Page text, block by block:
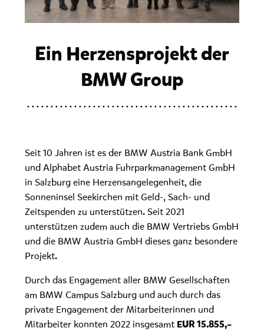
Ein Herzensprojekt der
BMW Group
Seit 10 Jahren ist es der BMW Austria Bank GmbH
und Alphabet Austria Fuhrparkmanagement GmbH
in Salzburg eine Herzensangelegenheit, die
Sonneninsel Seekirchen mit Geld-, Sach- und
Zeitspenden zu unterstützen. Seit 2021
unterstützen zudem auch die BMW Vertriebs GmbH
und die BMW Austria GmbH dieses ganz besondere
Projekt.
Durch das Engagement aller BMW Gesellschaften
am BMW Campus Salzburg und auch durch das
private Engagement der Mitarbeiterinnen und
Mitarbeiter konnten 2022 insgesamt EUR 15.855,–